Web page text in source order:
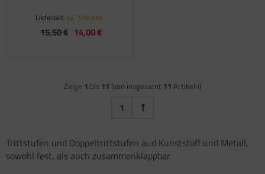
Lieferzeit:ca. 1 Woche
15,50 € 14,00 €
Zeige 1 bis 11 (von insgesamt 11 Artikeln)
1
Trittstufen und Doppeltrittstufen aud Kunststoff und Metall,
sowohl fest, als auch zusammenklappbar